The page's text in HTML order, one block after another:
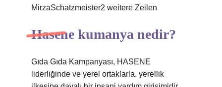
MirzaSchatzmeister2 weitere Zeilen
Hasene kumanya nedir?
Gıda Gıda Kampanyası, HASENE
liderliğinde ve yerel ortaklarla, yerellik